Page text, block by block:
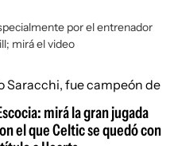
por el entrenador
mirá el video
mirá la gran jugada
el que Celtic se quedó con